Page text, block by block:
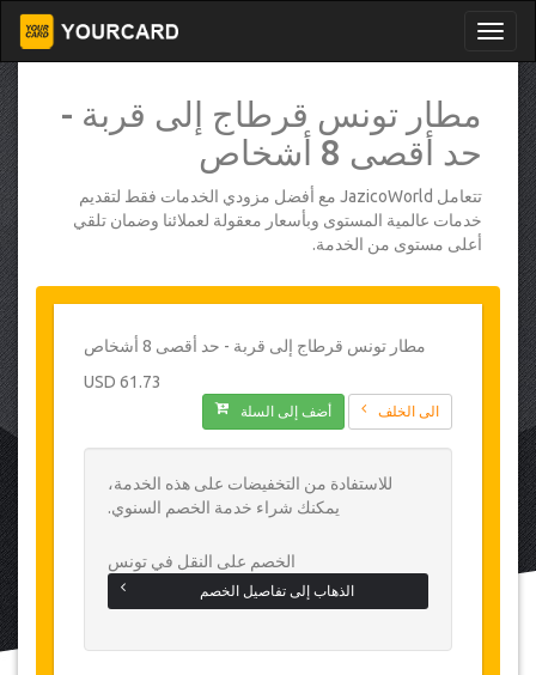
مطار تونس قرطاج إلى قربة -
حد أقصى 8 أشخاص
تتعامل JazicoWorld مع أفضل مزودي الخدمات فقط لتقديم
خدمات عالمية المستوى وبأسعار معقولة لعملائنا وضمان تلقي
أعلى مستوى من الخدمة.
مطار تونس قرطاج إلى قربة - حد أقصى 8 أشخاص
61.73 USD
الى الخلف أضف إلى السلة
للاستفادة من التخفيضات على هذه الخدمة،
يمكنك شراء خدمة الخصم السنوي.
الخصم على النقل في تونس
الذهاب إلى تفاصيل الخصم